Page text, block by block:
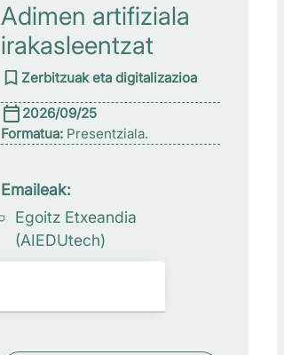
Adimen artifiziala
irakasleentzat
Zerbitzuak eta digitalizazioa
2026/09/25
Formatua: Presentziala.
Emaileak:
Egoitz Etxeandia
(AIEDUtech)